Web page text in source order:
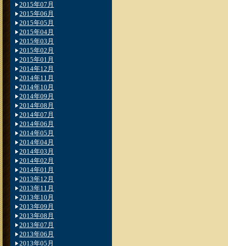
2015年07月
2015年06月
2015年05月
2015年04月
2015年03月
2015年02月
2015年01月
2014年12月
2014年11月
2014年10月
2014年09月
2014年08月
2014年07月
2014年06月
2014年05月
2014年04月
2014年03月
2014年02月
2014年01月
2013年12月
2013年11月
2013年10月
2013年09月
2013年08月
2013年07月
2013年06月
2013年05月